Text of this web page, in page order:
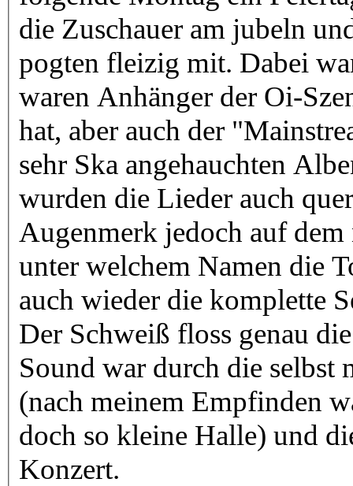
die Zuschauer am jubeln
pogten fleizig mit. Dabei
waren Anhänger der Oi-
hat, aber auch der
sehr Ska angehauchten
wurden die Lieder auch
Augenmerk jedoch auf
unter welchem Namen die
auch wieder die komplette
Der Schweiß floss genau
Sound war durch die selbst
(nach meinem Empfinden
doch so kleine Halle) und
Konzert.